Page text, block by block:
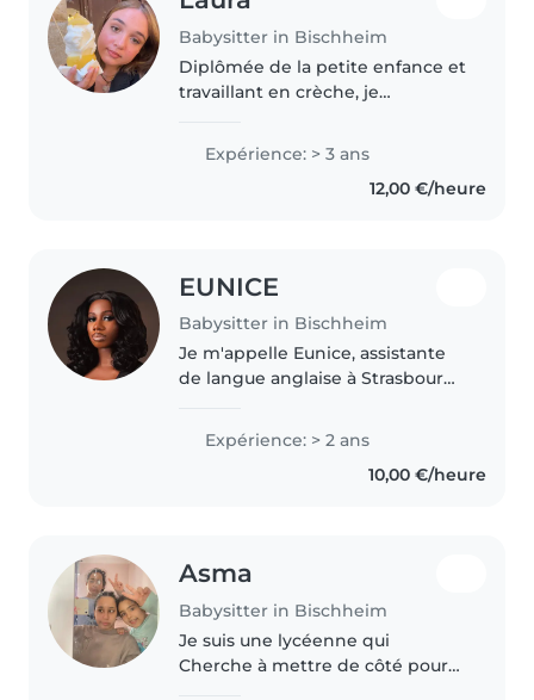
Babysitter in Bischheim
Diplômée de la petite enfance et
travaillant en crèche, je
patience et de bienveillance.
J'aime créer un environnement
Expérience: > 3 ans
12,00 €/heure
EUNICE
Babysitter in Bischheim
Je m'appelle Eunice, assistante
de langue anglaise à Strasbourg.
responsable, avec de
l'expérience en garde d'enfants.
J'ai déjà accompagné des
Expérience: > 2 ans
10,00 €/heure
Asma
Babysitter in Bischheim
Je suis une lycéenne qui
Cherche à mettre de côté pour